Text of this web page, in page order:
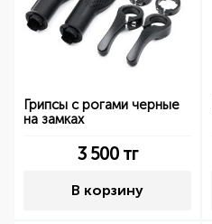
Грипсы с рогами черные
на замках
3 500тг
В корзину